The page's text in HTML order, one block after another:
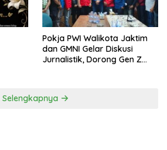
Pokja PWI Walikota Jaktim
dan GMNI Gelar Diskusi
Jurnalistik, Dorong Gen Z
Selengkapnya